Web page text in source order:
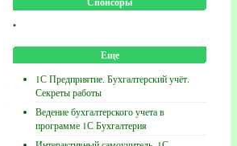
•
Еще
1С Предприятие. Бухгалтерский учёт.
Секреты работы
Ведение бухгалтерского учета в
программе 1С Бухгалтерия